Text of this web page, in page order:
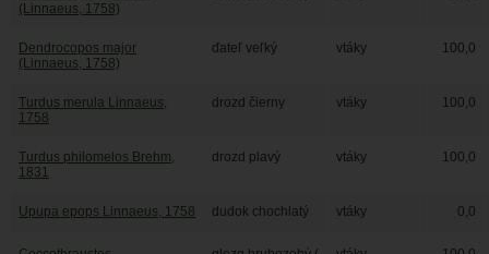
(Linnaeus, 1758)
Dendrocopos major
(Linnaeus, 1758)
ďateľ veľký vtáky 100,0
Turdus merula Linnaeus,
1758
drozd čierny vtáky 100,0
Turdus philomelos Brehm,
1831
drozd plavý vtáky 100,0
Upupa epops Linnaeus, 1758 dudok chochlatý vtáky 0,0